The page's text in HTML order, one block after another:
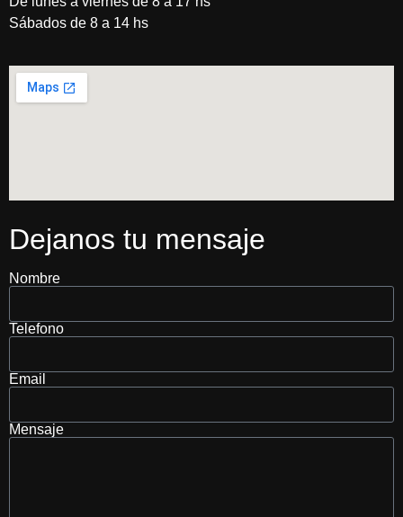
Sábados de 8 a 14 hs
Dejanos tu mensaje
Nombre
Telefono
Email
Mensaje